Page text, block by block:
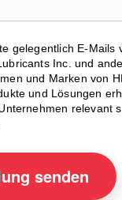
gelegentlich E-Mails
Inc. und
und Marken von
und Lösungen
relevant
senden